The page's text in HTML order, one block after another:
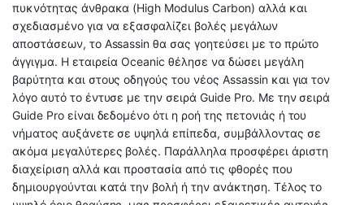
πυκνότητας άνθρακα (High Modulus Carbon) αλλά και
σχεδιασμένο για να εξασφαλίζει βολές μεγάλων
αποστάσεων, το Assassin θα σας γοητεύσει με το πρώτο
άγγιγμα. Η εταιρεία Oceanic θέλησε να δώσει μεγάλη
βαρύτητα και στους οδηγούς του νέος Assassin και για τον
λόγο αυτό το έντυσε με την σειρά Guide Pro. Με την σειρά
Guide Pro είναι δεδομένο ότι η ροή της πετονιάς ή του
νήματος αυξάνετε σε υψηλά επίπεδα, συμβάλλοντας σε
ακόμα μεγαλύτερες βολές. Παράλληλα προσφέρει άριστη
διαχείριση αλλά και προστασία από τις φθορές που
δημιουργούνται κατά την βολή ή την ανάκτηση. Τέλος το